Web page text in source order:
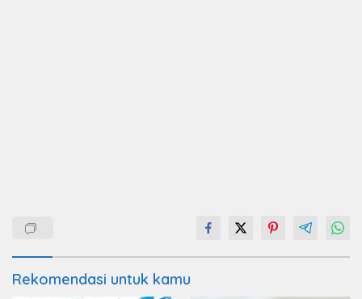
Rekomendasi untuk kamu